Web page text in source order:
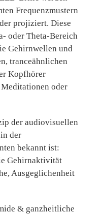
Frequenzmustern
projiziert. Diese
oder Theta-Bereich
Gehirnwellen und
tranceähnlichen
Kopfhörer
oder
der audiovisuellen
der
bekannt ist:
Gehirnaktivität
Ausgeglichenheit
& ganzheitliche